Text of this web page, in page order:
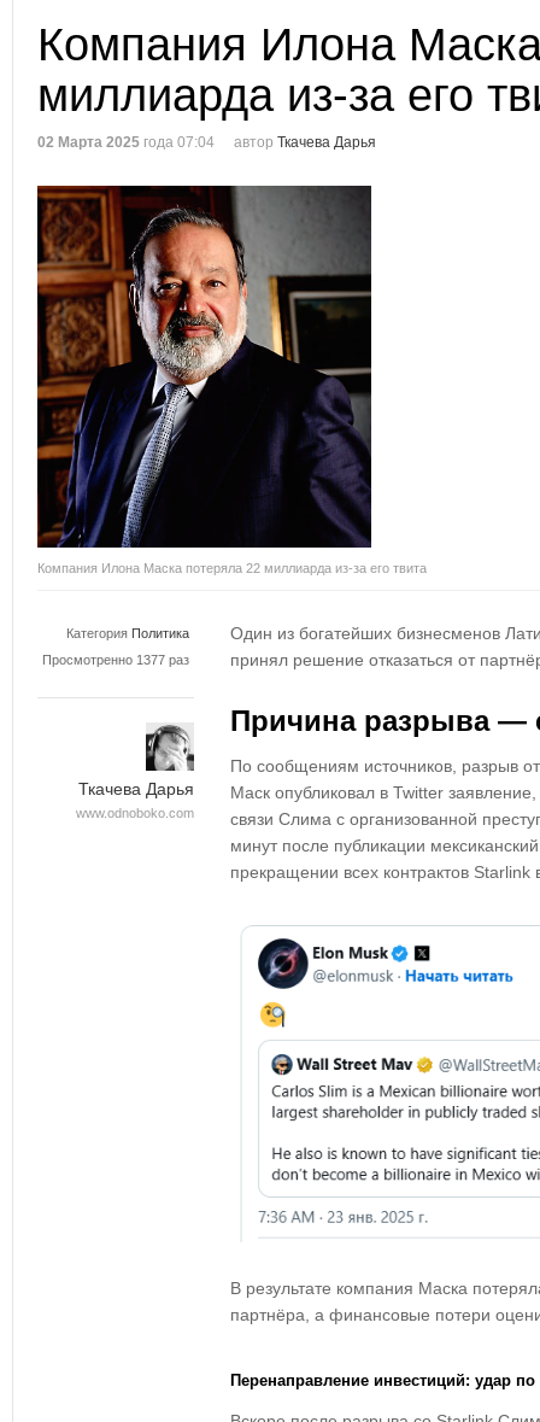
Компания Илона
миллиарда из-за его
02 Марта 2025 года 07:04 автор Ткачева Дарья
Компания Илона Маска потеряла 22 миллиарда из-за его твита
Категория Политика
Просмотренно 1377 раз
Ткачева Дарья
www.odnoboko.com
Один из богатейших бизнесменов
принял решение отказаться от
Причина разрыва —
По сообщениям источников, разрыв
Маск опубликовал в Twitter
связи Слима с организованной
минут после публикации
прекращении всех контрактов Starlink
В результате компания Маска
партнёра, а финансовые потери
Перенаправление инвестиций: удар